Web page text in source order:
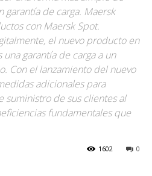
garantía de carga. Maersk
con Maersk Spot.
el nuevo producto en
garantía de carga a un
Con el lanzamiento del nuevo
adicionales para
suministro de sus clientes al
fundamentales que
0
1602